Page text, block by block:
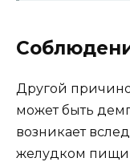
Другой
может быть
возникает
желудком пищи